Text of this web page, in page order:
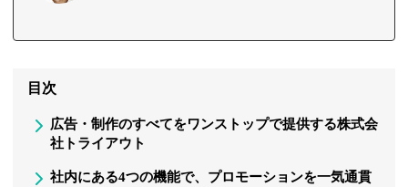
目次
広告・制作のすべてをワンストップで提供する株式会
社トライアウト
社内にある4つの機能で、プロモーションを一気通貫